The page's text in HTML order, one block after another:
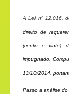
A Lei nº 12.016,
direito de
(cento e vinte)
impugnado.
13/10/2014,
Passo a análise do